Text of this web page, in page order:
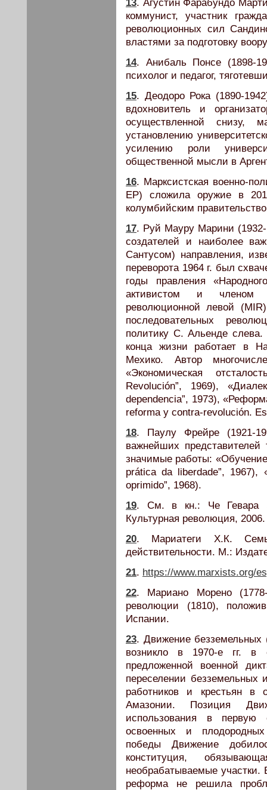
13. Агустин Фарабундо
коммунист, участник
революционных сил
властями за подготовку
14. Анибаль Понсе (1898-
психолог и педагог,
15. Деодоро Рока (1890-
вдохновитель и
осуществленной снизу,
установлению
усилению роли
общественной мысли в
16. Марксистская военно-
EP) сложила оружие в
колумбийским
17. Руй Мауру Марини (1932-
создателей и наиболее
Сантусом) направления,
переворота 1964 г. был
годы правления
активистом и членом
революционной левой
последовательных
политику С. Альенде
конца жизни работает в
Мехико. Автор
«Экономическая
Revolución”, 1969),
dependencia”, 1973),
reforma y contra-revolución.
18. Паулу Фрейре (1921-
важнейших представителей
значимые работы:
prática da liberdade”, 1967),
oprimido”, 1968).
19. См. в кн.: Че Гевара
Культурная революция,
20. Мариатеги Х.К. Семь
действительности. М.:
21. https://www.marxists.org/
22. Мариано Морено
революции (1810),
Испании.
23. Движение безземельных
возникло в 1970-е гг. в
предложенной военной
переселении безземельных
работников и крестьян в
Амазонии. Позиция
использования в первую
освоенных и
победы Движение
конституция,
необрабатываемые участки.
реформа не решила